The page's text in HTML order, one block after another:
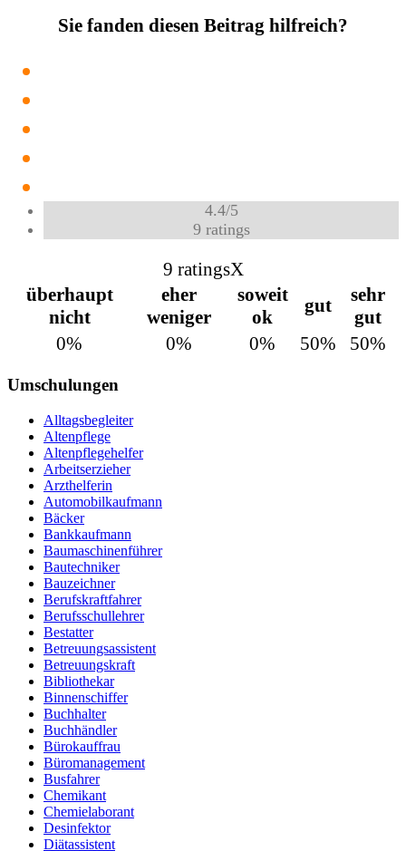
Sie fanden diesen Beitrag hilfreich?
4.4/5
9ratings
9 ratingsX
überhaupt
nicht
eher
weniger
soweit
ok
gut
sehr
gut
0%
0% 0% 50% 50%
Umschulungen
Alltagsbegleiter
Altenpflege
Altenpflegehelfer
Arbeitserzieher
Arzthelferin
Automobilkaufmann
Bäcker
Bankkaufmann
Baumaschinenführer
Bautechniker
Bauzeichner
Berufskraftfahrer
Berufsschullehrer
Bestatter
Betreuungsassistent
Betreuungskraft
Bibliothekar
Binnenschiffer
Buchhalter
Buchhändler
Bürokauffrau
Büromanagement
Busfahrer
Chemikant
Chemielaborant
Desinfektor
Diätassistent